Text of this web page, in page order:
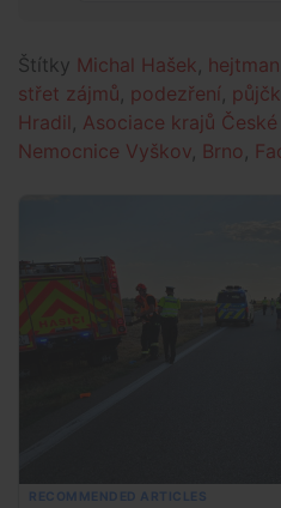
Štítky Michal Hašek hejtman
střet zájmů podezření
Hradil Asociace krajů
Nemocnice Vyškov Brno